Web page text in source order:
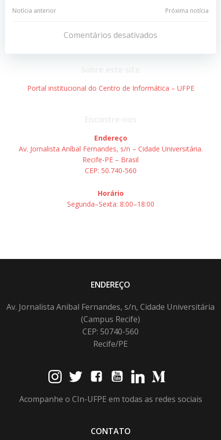
Navegação
Post
Notícia anterior
Navegação
de
Post
Próxima notícia
Comentários desativados
Portal institucional do Centro de Informática – UFPE
Endereço
Av. Jornalista Aníbal Fernandes, s/n – Cidade Universitária.
Recife-PE – Brasil
CEP: 50.740-560
Horário
Segunda–Sexta: 8:00–18:00
ENDEREÇO
Av. Jornalista Anibal Fernandes, s/n, Cidade Universitária
(Campus Recife)
CEP: 50740-560
Recife/PE
Acompanhe o CIn-UFPE em todas as redes sociais
CONTATO